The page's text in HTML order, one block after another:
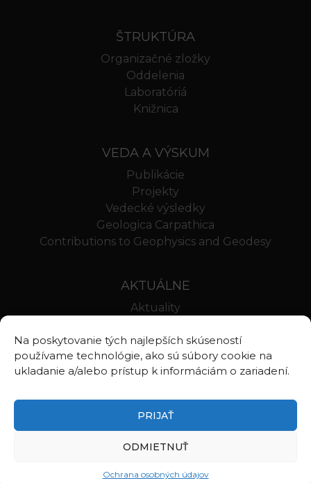
Na poskytovanie tých najlepších skúseností
používame technológie, ako sú súbory cookie na
ukladanie a/alebo prístup k informáciám o zariadení.
PRIJAŤ
ODMIETNUŤ
Ochrana osobných údajov
ŠTRUKTÚRA
Organizačné zložky
Oddelenia
Laboratóriá
Knižnica
VEDA A VÝSKUM
Publikácie
Projekty
Vedecké výsledky
Geologica Carpathica
Contributions to Geophysics and Geodesy
AKTUÁLNE
Aktuality
Stravovanie SAV
Webmail BA
Webmail BB
Zásady ochrany osobných údajov